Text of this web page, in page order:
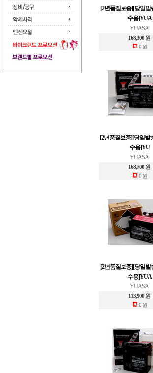
[2년품질보증][당일발
수용]YUA
YUASA
168,300 원
0 원
[2년품질보증][당일발
수용]YU
YUASA
168,700 원
0 원
[2년품질보증][당일발
수용]YUA
YUASA
113,900 원
0 원